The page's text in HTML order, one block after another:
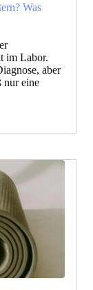
Was
im Labor.
aber
nur eine